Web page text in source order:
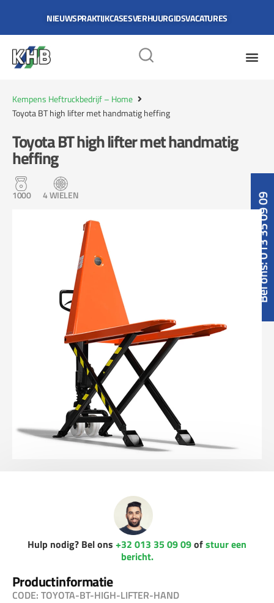
Bel ons: 013 35 09 09
NIEUWSPRAKTIJKCASESVERHUURGIDSVACATURES
Kempens Heftruckbedrijf – Home
Toyota BT high lifter met handmatig heffing
Toyota BT high lifter met handmatig
heffing
1000 4 WIELEN
Hulp nodig? Bel ons +32 013 35 09 09ofstuur een
bericht.
Productinformatie
CODE: TOYOTA-BT-HIGH-LIFTER-HAND